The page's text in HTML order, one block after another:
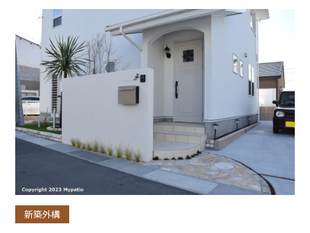
新築外構